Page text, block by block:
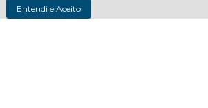
Entendi e Aceito